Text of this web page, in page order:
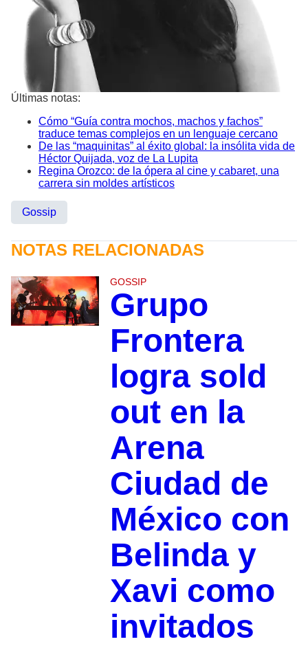
Últimas notas:
Cómo “Guía contra mochos, machos y fachos”
traduce temas complejos en un lenguaje cercano
De las “maquinitas” al éxito global: la insólita vida de
Héctor Quijada, voz de La Lupita
Regina Orozco: de la ópera al cine y cabaret, una
carrera sin moldes artísticos
Gossip
NOTAS RELACIONADAS
GOSSIP
Grupo
Frontera
logra sold
out en la
Arena
Ciudad de
México con
Belinda y
Xavi como
invitados